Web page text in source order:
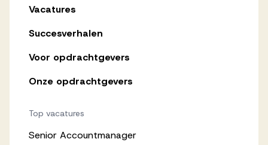
Vacatures
Succesverhalen
Voor opdrachtgevers
Onze opdrachtgevers
Top vacatures
Senior Accountmanager